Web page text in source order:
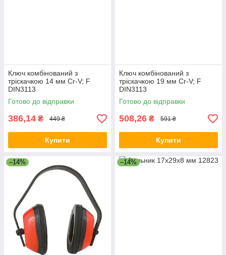
Ключ комбінований з
тріскачкою 14 мм Cr-V; F
DIN3113
Готово до відправки
386,14 ₴ 449 ₴
Купити
Ключ комбінований з
тріскачкою 19 мм Cr-V; F
DIN3113
Готово до відправки
508,26 ₴ 591 ₴
Купити
–14% –14%